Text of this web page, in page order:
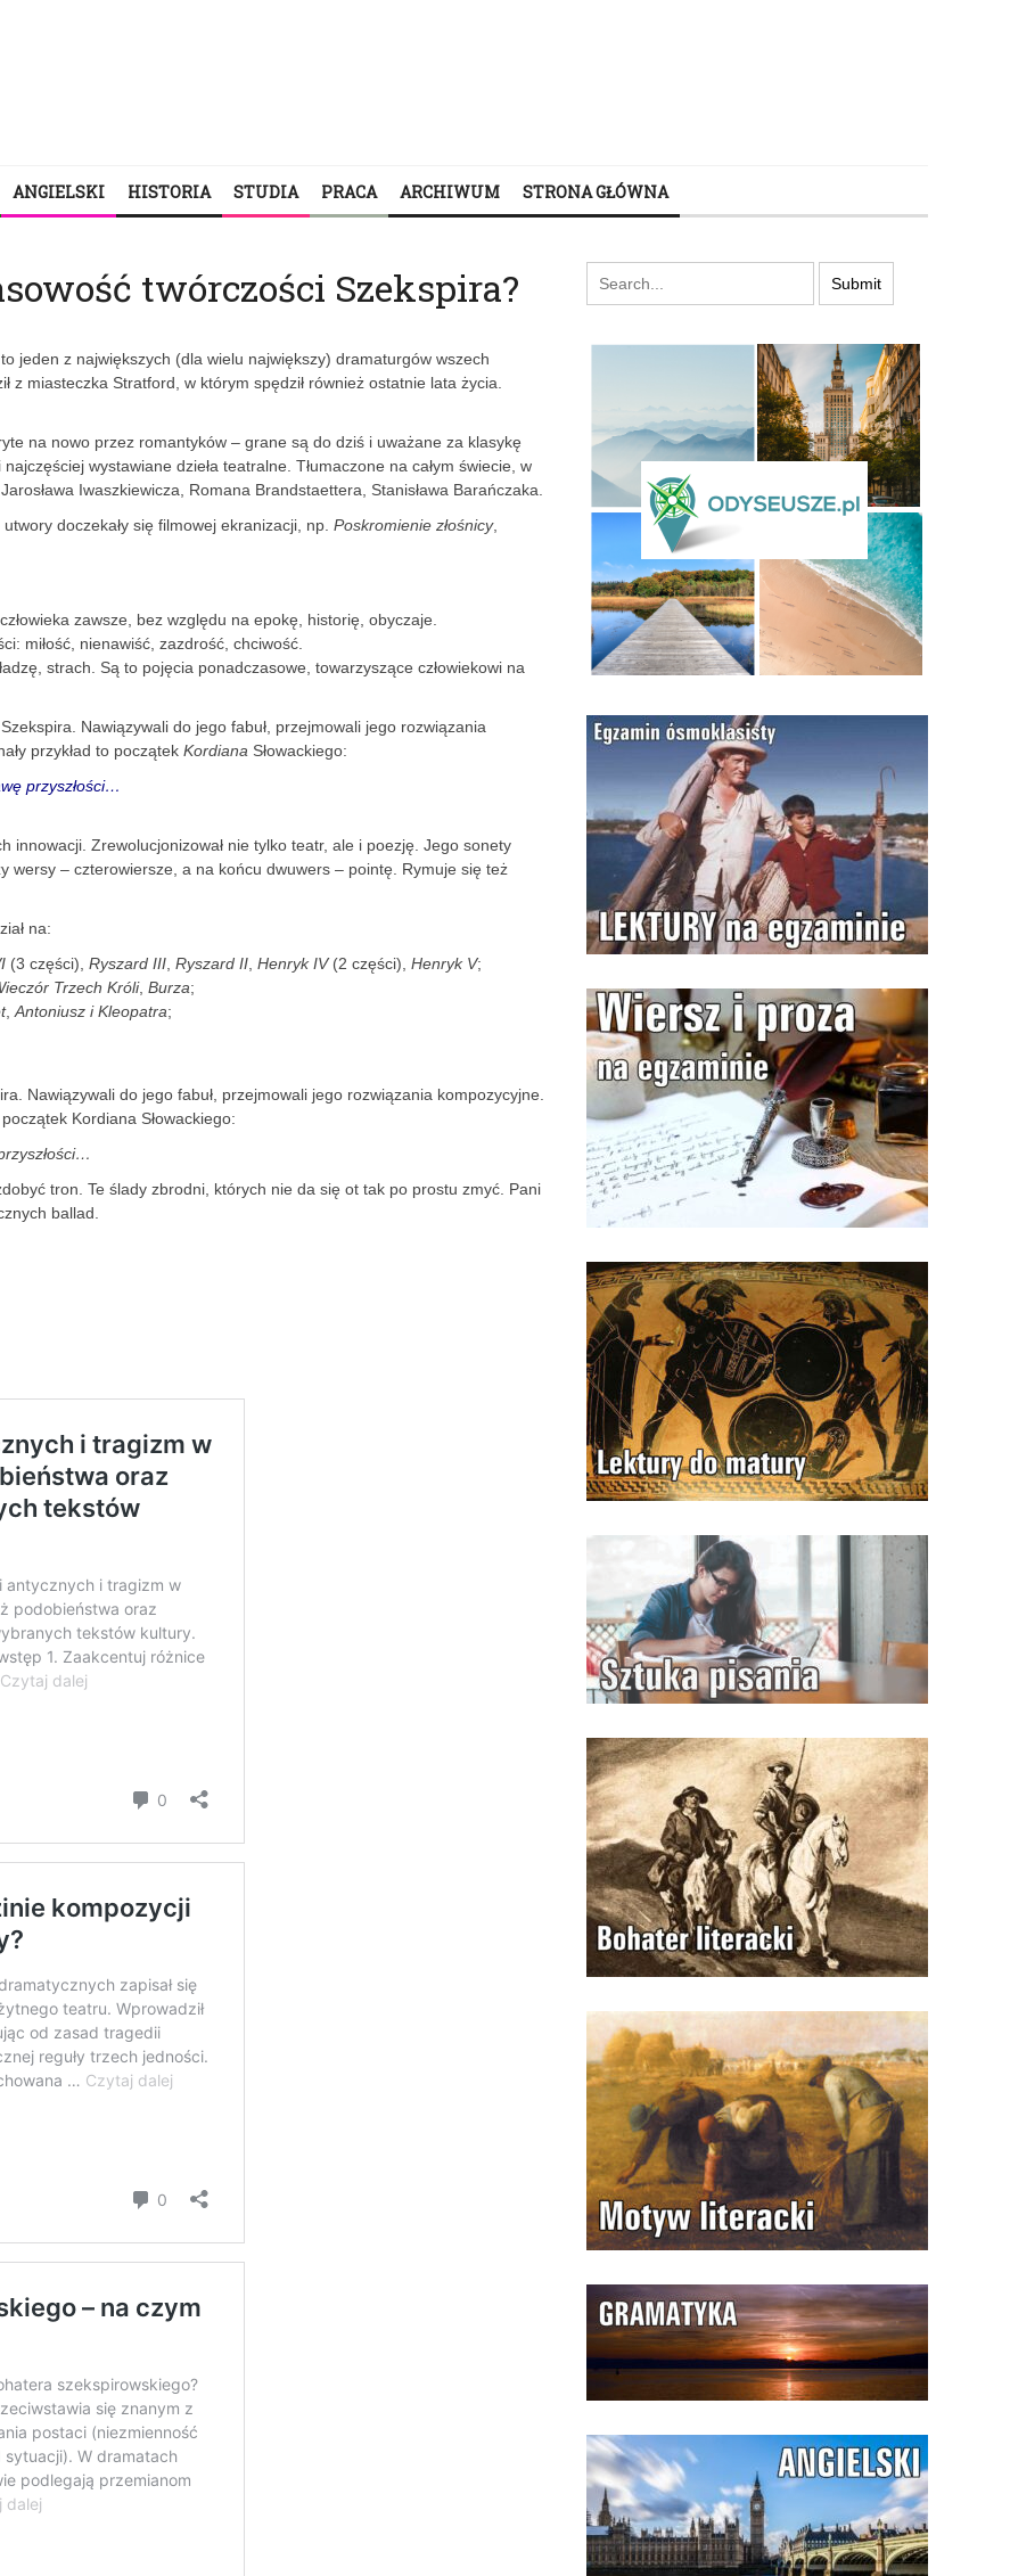
ANGIELSKI HISTORIA STUDIA PRACA ARCHIWUM STRONA GŁÓWNA
twórczości Szekspira?
jeden z największych (dla wielu największy) dramaturgów wszech
z miasteczka Stratford, w którym spędził również ostatnie lata życia.
na nowo przez romantyków – grane są do dziś i uważane za klasykę
wystawiane dzieła teatralne. Tłumaczone na całym świecie, w
Iwaszkiewicza, Romana Brandstaettera, Stanisława Barańczaka.
doczekały się filmowej ekranizacji, np. Poskromienie złośnicy,
zawsze, bez względu na epokę, historię, obyczaje.
miłość, nienawiść, zazdrość, chciwość.
strach. Są to pojęcia ponadczasowe, towarzyszące człowiekowi na
Nawiązywali do jego fabuł, przejmowali jego rozwiązania
przykład to początek Kordiana Słowackiego:
przyszłości…
innowacji. Zrewolucjonizował nie tylko teatr, ale i poezję. Jego sonety
wersy – czterowiersze, a na końcu dwuwers – pointę. Rymuje się też
na:
(3 części), Ryszard III Ryszard II Henryk IV(2 części), Henryk V;
Trzech Króli, Burza;
, Antoniusz i Kleopatra;
Nawiązywali do jego fabuł, przejmowali jego rozwiązania kompozycyjne.
Kordiana Słowackiego:
tron. Te ślady zbrodni, których nie da się ot tak po prostu zmyć. Pani
ballad.